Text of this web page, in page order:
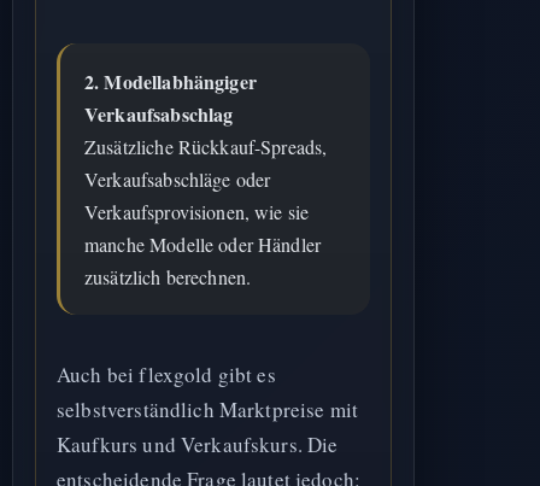
2. Modellabhängiger
Verkaufsabschlag
Zusätzliche Rückkauf-Spreads,
Verkaufsabschläge oder
Verkaufsprovisionen, wie sie
manche Modelle oder Händler
zusätzlich berechnen.
Auch bei flexgold gibt es
selbstverständlich Marktpreise mit
Kaufkurs und Verkaufskurs. Die
entscheidende Frage lautet jedoch: